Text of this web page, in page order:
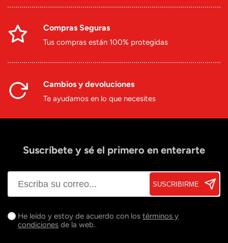
Compras Seguras
Tus compras están 100% protegidas
Cambios y devoluciones
Te ayudamos en lo que necesites
Suscríbete y sé el primero en enterarte
SUSCRIBIRME
He leído y estoy de acuerdo con los términos y
condiciones de la web.